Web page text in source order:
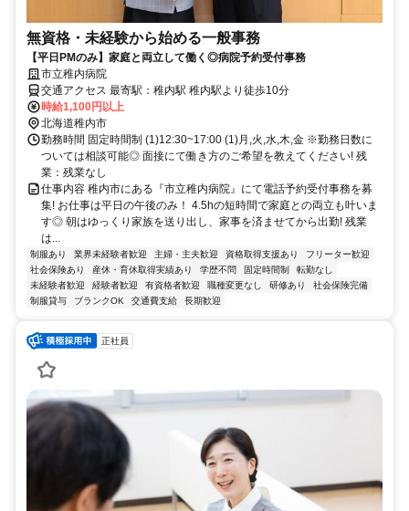
無資格・未経験から始める一般事務
【平日PMのみ】家庭と両立して働く◎病院予約受付事務
市立稚内病院
交通アクセス 最寄駅：稚内駅 稚内駅より徒歩10分
時給1,100円以上
北海道稚内市
勤務時間 固定時間制 (1)12:30~17:00 (1)月,火,水,木,金 ※勤務日数に
ついては相談可能◎ 面接にて働き方のご希望を教えてください! 残
業：残業なし
仕事内容 稚内市にある『市立稚内病院』にて電話予約受付事務を募
集! お仕事は平日の午後のみ！ 4.5hの短時間で家庭との両立も叶いま
す◎ 朝はゆっくり家族を送り出し、家事を済ませてから出勤! 残業
は...
制服あり 業界未経験者歓迎 主婦・主夫歓迎 資格取得支援あり
フリーター歓迎
社会保険あり
産休・育休取得実績あり 学歴不問 固定時間制
転勤なし
未経験者歓迎
経験者歓迎 有資格者歓迎 職種変更なし 研修あり
社会保険完備
制服貸与
ブランクOK 交通費支給 長期歓迎
正社員